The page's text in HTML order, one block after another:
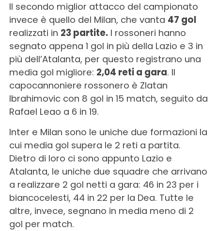
Il secondo miglior attacco del campionato
invece è quello del Milan, che vanta 47 gol
realizzati in 23 partite. I rossoneri hanno
segnato appena 1 gol in più della Lazio e 3 in
più dell’Atalanta, per questo registrano una
media gol migliore: 2,04 reti a gara. Il
capocannoniere rossonero è Zlatan
Ibrahimovic con 8 gol in 15 match, seguito da
Rafael Leao a 6 in 19.
Inter e Milan sono le uniche due formazioni la
cui media gol supera le 2 reti a partita.
Dietro di loro ci sono appunto Lazio e
Atalanta, le uniche due squadre che arrivano
a realizzare 2 gol netti a gara: 46 in 23 per i
biancocelesti, 44 in 22 per la Dea. Tutte le
altre, invece, segnano in media meno di 2
gol per match.